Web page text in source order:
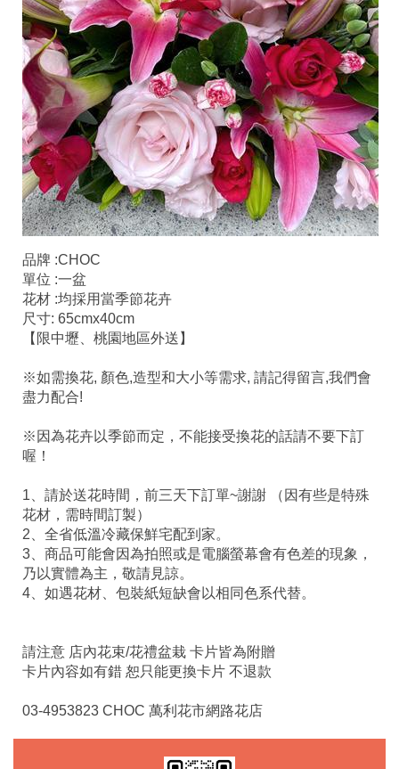
品牌 :CHOC
單位 :一盆
花材 :均採用當季節花卉
尺寸: 65cmx40cm
【限中壢、桃園地區外送】
※如需換花, 顏色,造型和大小等需求, 請記得留言,我們會
盡力配合!
※因為花卉以季節而定，不能接受換花的話請不要下訂
喔！
1、請於送花時間，前三天下訂單~謝謝 （因有些是特殊
花材，需時間訂製）
2、全省低溫冷藏保鮮宅配到家。
3、商品可能會因為拍照或是電腦螢幕會有色差的現象，
乃以實體為主，敬請見諒。
4、如遇花材、包裝紙短缺會以相同色系代替。
請注意 店內花束/花禮盆栽 卡片皆為附贈
卡片內容如有錯 恕只能更換卡片 不退款
03-4953823 CHOC 萬利花市網路花店